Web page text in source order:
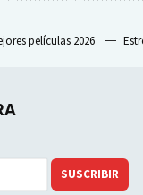
películas 2026
SUSCRIBIR